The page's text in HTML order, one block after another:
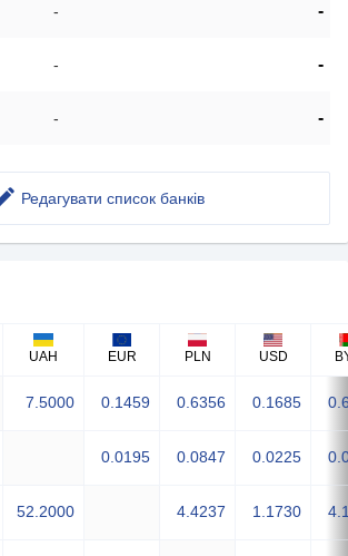
- -
- -
- -
Редагувати список банків
UAH EUR PLN USD
7.5000 0.1459 0.6356 0.1685
0.0195 0.0847 0.0225
52.2000 4.4237 1.1730